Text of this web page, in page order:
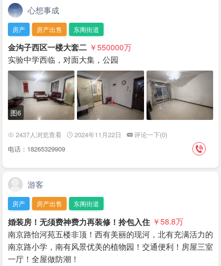
心想事成
房产 房产出售 东阁街道
金沟子西区一楼大套二 ￥550000万
实验中学西临，对面大集，公园
图6
2437人浏览查看 2024年11月22日
评论一下(0)
电话：18265329909
游客
房产 房产出售 东阁街道
婚装房！无须费神费力再装修！拎包入住 ￥58.8万
南京路怡河苑五楼非顶！西有美丽的现河，北有充满活力的
南京路小学，南有风景优美的植物园！交通便利！房屋三室
一厅！全屋做防潮！